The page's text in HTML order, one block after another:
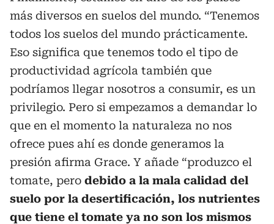
más diversos en suelos del mundo. “Tenemos
todos los suelos del mundo prácticamente.
Eso significa que tenemos todo el tipo de
productividad agrícola también que
podríamos llegar nosotros a consumir, es un
privilegio. Pero si empezamos a demandar lo
que en el momento la naturaleza no nos
ofrece pues ahí es donde generamos la
presión afirma Grace. Y añade “produzco el
tomate, pero debido a la mala calidad del
suelo por la desertificación, los nutrientes
que tiene el tomate ya no son los mismos